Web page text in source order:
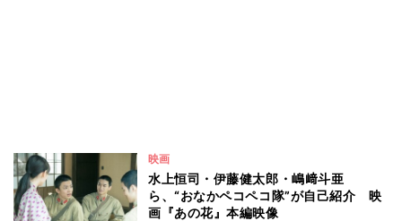
映画
水上恒司・伊藤健太郎・嶋﨑斗亜
ら、“おなかペコペコ隊”が自己紹介 映
画『あの花』本編映像